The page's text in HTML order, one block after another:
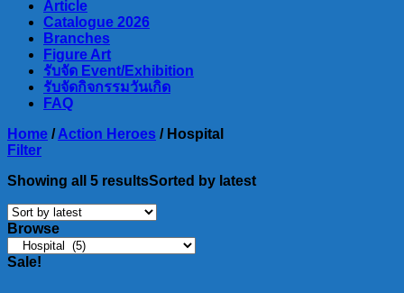
Article
Catalogue 2026
Branches
Figure Art
รับจัด Event/Exhibition
รับจัดกิจกรรมวันเกิด
FAQ
Home / Action Heroes /Hospital
Filter
Showing all 5 resultsSorted by latest
Browse
Sale!